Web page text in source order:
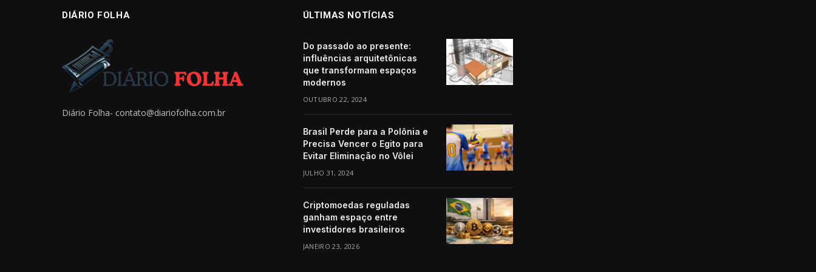
DIÁRIO FOLHA
Diário Folha- contato@diariofolha.com.br
ÚLTIMAS NOTÍCIAS
Do passado ao presente:
influências arquitetônicas
que transformam espaços
modernos
OUTUBRO 22, 2024
Brasil Perde para a Polônia e
Precisa Vencer o Egito para
Evitar Eliminação no Vôlei
JULHO 31, 2024
Criptomoedas reguladas
ganham espaço entre
investidores brasileiros
JANEIRO 23, 2026